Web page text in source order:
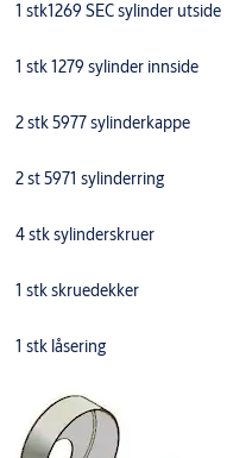
1 stk1269 SEC sylinder utside
1 stk 1279 sylinder innside
2 stk 5977 sylinderkappe
2 st 5971 sylinderring
4 stk sylinderskruer
1 stk skruedekker
1 stk låsering